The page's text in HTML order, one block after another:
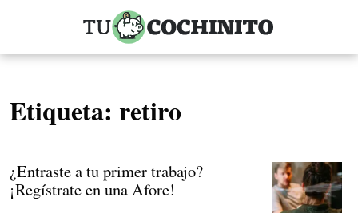
Etiqueta: retiro
¿Entraste a tu primer trabajo?
¡Regístrate en una Afore!